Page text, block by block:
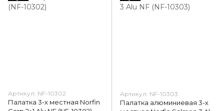
Артикул: NF-10302
Палатка 3-х местная Norfin
Артикул: NF-10303
Палатка алюминиевая 3-х